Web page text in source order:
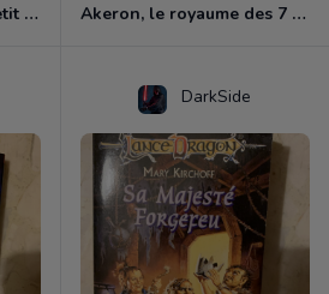
Bd lanfeust de Troy , petit format Akeron, le royaume des 7 cercles
DarkSide